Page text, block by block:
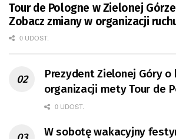
Tour de Pologne w Zielonej
Zobacz zmiany w organizacji
0 UDOST.
Prezydent Zielonej Góry o
organizacji mety Tour de
0 UDOST.
W sobotę wakacyjny